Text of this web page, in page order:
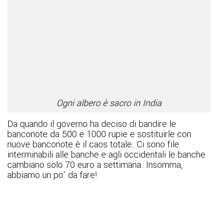
Ogni albero è sacro in India
Da quando il governo ha deciso di bandire le
banconote da 500 e 1000 rupie e sostituirle con
nuove banconote è il caos totale. Ci sono file
interminabili alle banche e agli occidentali le banche
cambiano solo 70 euro a settimana. Insomma,
abbiamo un po’ da fare!